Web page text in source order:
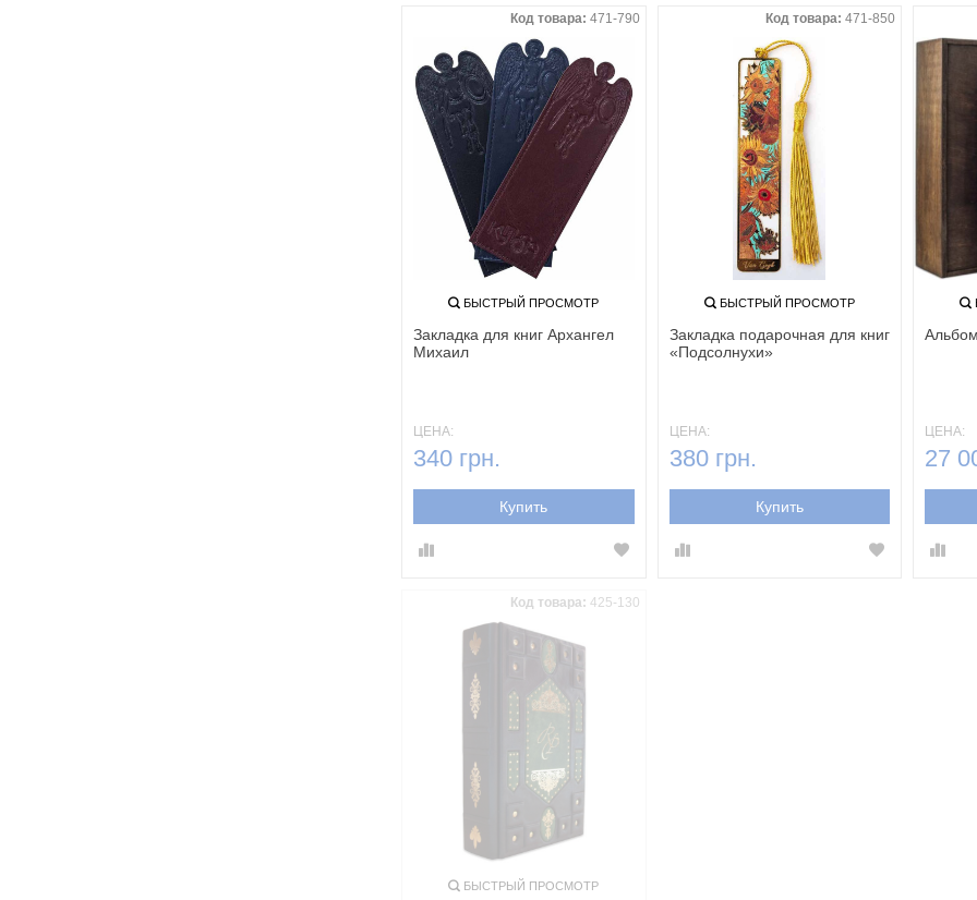
Код товара: 471-790
БЫСТРЫЙ ПРОСМОТР
Закладка для книг Архангел
Михаил
ЦЕНА:
340 грн.
Купить
Код товара: 471-850
БЫСТРЫЙ ПРОСМОТР
Закладка подарочная для книг
«Подсолнухи»
ЦЕНА:
380 грн.
Купить
ЦЕНА:
27
Код товара: 425-130
БЫСТРЫЙ ПРОСМОТР